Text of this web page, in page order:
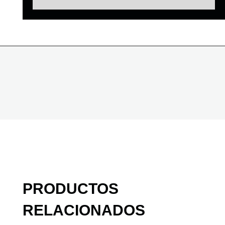
PRODUCTOS
RELACIONADOS